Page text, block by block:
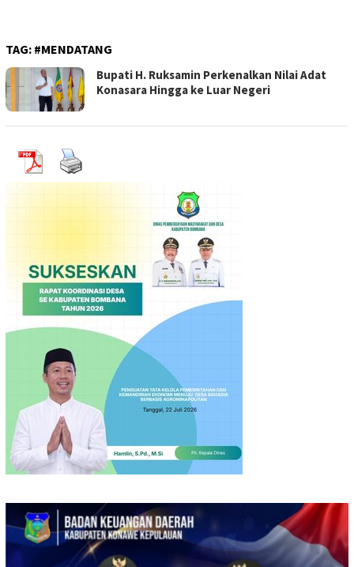
TAG: #MENDATANG
Bupati H. Ruksamin Perkenalkan Nilai Adat
Konasara Hingga ke Luar Negeri